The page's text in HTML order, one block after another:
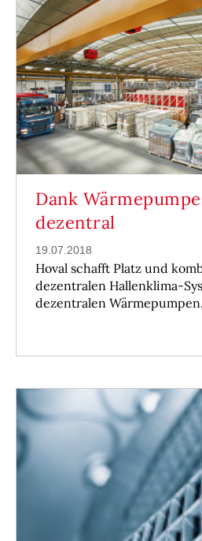
Dank
dezentral
19.07.2018
Hoval schafft Platz und
dezentralen Hallenklima-
dezentralen Wärmepumpen.